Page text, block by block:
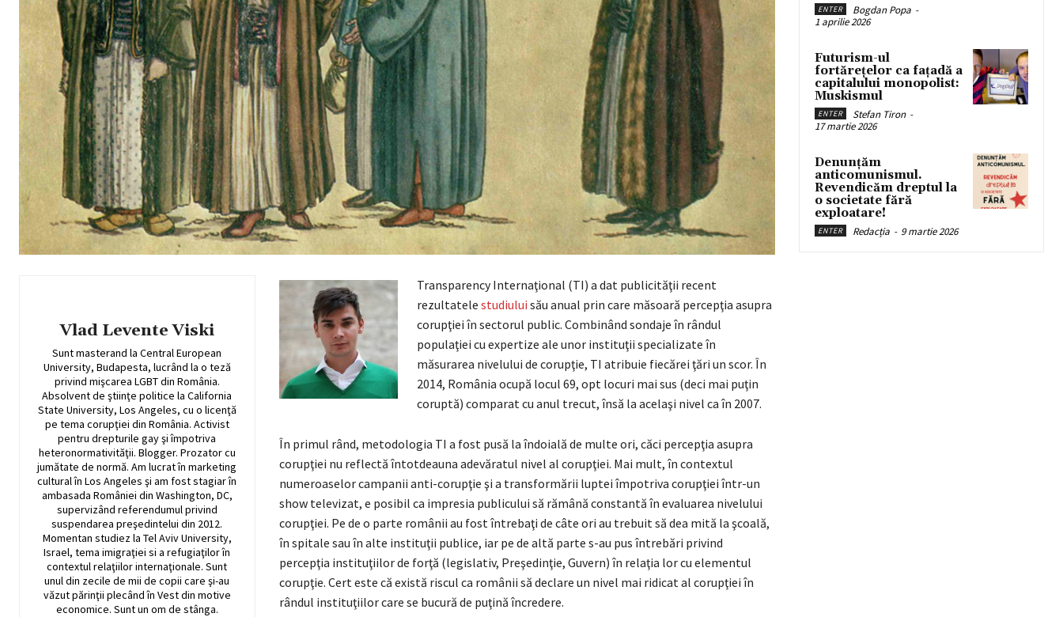
Vlad Levente Viski
Sunt masterand la Central European
University, Budapesta, lucrând la o teză
privind mişcarea LGBT din România.
Absolvent de ştiinţe politice la California
State University, Los Angeles, cu o licenţă
pe tema corupţiei din România. Activist
pentru drepturile gay şi împotriva
heteronormativităţii. Blogger. Prozator cu
jumătate de normă. Am lucrat în marketing
cultural în Los Angeles şi am fost stagiar în
ambasada României din Washington, DC,
supervizând referendumul privind
suspendarea preşedintelui din 2012.
Momentan studiez la Tel Aviv University,
Israel, tema imigraţiei si a refugiaţilor în
contextul relaţiilor internaţionale. Sunt
unul din zecile de mii de copii care şi-au
văzut părinţii plecând în Vest din motive
economice. Sunt un om de stânga.
Transparency Internaţional (TI) a dat publicităţii recent
rezultatele studiului său anual prin care măsoară percepţia asupra
corupţiei în sectorul public. Combinând sondaje în rândul
populaţiei cu expertize ale unor instituţii specializate în
măsurarea nivelului de corupţie, TI atribuie fiecărei ţări un scor. În
2014, România ocupă locul 69, opt locuri mai sus (deci mai puţin
coruptă) comparat cu anul trecut, însă la acelaşi nivel ca în 2007.
În primul rând, metodologia TI a fost pusă la îndoială de multe ori, căci percepţia asupra
corupţiei nu reflectă întotdeauna adevăratul nivel al corupţiei. Mai mult, în contextul
numeroaselor campanii anti-corupţie şi a transformării luptei împotriva corupţiei într-un
show televizat, e posibil ca impresia publicului să rămână constantă în evaluarea nivelului
corupţiei. Pe de o parte românii au fost întrebaţi de câte ori au trebuit să dea mită la şcoală,
în spitale sau în alte instituţii publice, iar pe de altă parte s-au pus întrebări privind
percepţia instituţiilor de forţă (legislativ, Preşedinţie, Guvern) în relaţia lor cu elementul
corupţie. Cert este că există riscul ca românii să declare un nivel mai ridicat al corupţiei în
rândul instituţiilor care se bucură de puţină încredere.
ENTER Bogdan Popa -
1 aprilie 2026
Futurism-ul
fortărețelor ca fațadă a
capitalului monopolist:
Muskismul
ENTER Stefan Tiron -
17 martie 2026
Denunțăm
anticomunismul.
Revendicăm dreptul la
o societate fără
exploatare!
ENTER Redacția - 9 martie 2026